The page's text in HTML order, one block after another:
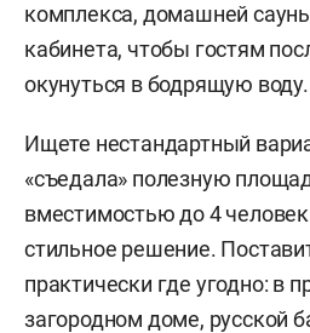
комплекса, домашней
кабинета, чтобы гостям
окунуться в бодрящую воду.
Ищете нестандартный
«съедала» полезную
вместимостью до 4
стильное решение.
практически где угодно: в
загородном доме, русской